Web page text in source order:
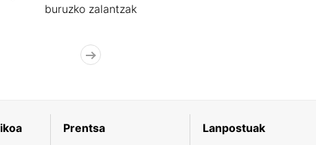
buruzko zalantzak
Prentsa Lanpostuak